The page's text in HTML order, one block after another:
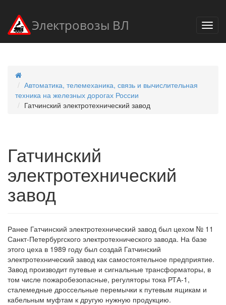
Электровозы ВЛ
Автоматика, телемеханика, связь и вычислительная
техника на железных дорогах России
Гатчинский электротехнический завод
Гатчинский
электротехнический
завод
Ранее Гатчинский электротехнический завод был цехом № 11
Санкт-Петербургского электротехнического завода. На базе
этого цеха в 1989 году был создай Гатчинский
электротехнический завод как самостоятельное предприятие.
Завод производит путевые и сигнальные трансформаторы, в
том числе пожаробезопасные, регуляторы тока РТА-1,
сталемедные дроссельные перемычки к путевым ящикам и
кабельным муфтам к другую нужную продукцию.